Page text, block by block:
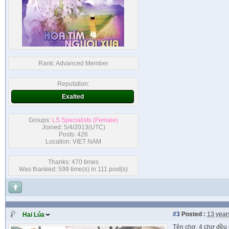
Rank:Advanced Member
Reputation:
Exalted
Groups: LS Specialists (Female)
Joined: 5/4/2013(UTC)
Posts: 426
Location: VIET NAM
Thanks: 470 times
Was thanked: 599 time(s) in 111 post(s)
Hai Lúa #3 Posted : 13
Tên chợ, 4 chợ đều